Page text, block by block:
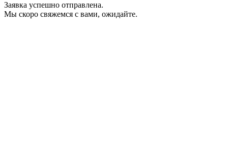
Заявка успешно отправлена.
Мы скоро свяжемся с вами, ожидайте.